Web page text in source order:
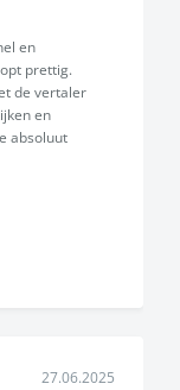
en
prettig.
de vertaler
en
absoluut
27.06.2025